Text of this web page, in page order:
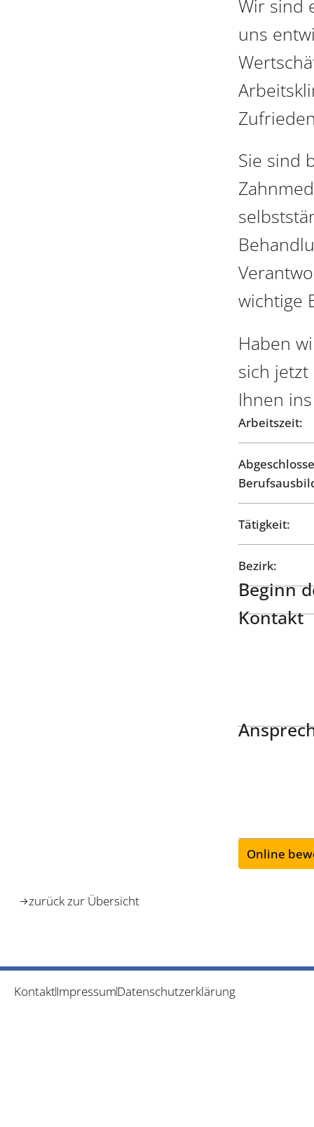
Wir sind
uns
Sie sind
wichtige
Haben
sich
Ihnen
Arbeitszeit:
Tätigkeit:
Bezirk:
Beginn
Kontakt
Online
zurück zur Übersicht
KontaktImpressumDatenschutzerklärung